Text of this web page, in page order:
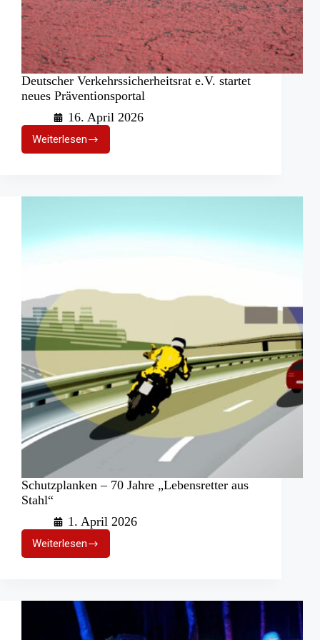
Deutscher Verkehrssicherheitsrat e.V. startet
neues Präventionsportal
16. April 2026
WeiterlesenDeutscher
Verkehrssicherheitsrat
neues
Schutzplanken – 70 Jahre „Lebensretter aus
Stahl“
1. April 2026
WeiterlesenSchutzplanken
–
„Lebensretter
aus
Stahl“